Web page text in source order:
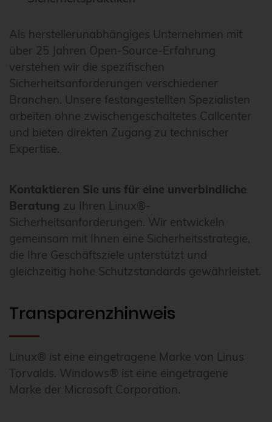
Als herstellerunabhängiges Unternehmen mit
über 25 Jahren Open-Source-Erfahrung
verstehen wir die spezifischen
Sicherheitsanforderungen verschiedener
Branchen. Unsere festangestellten Spezialisten
arbeiten ohne zwischengeschaltetes Callcenter
und bieten direkten Zugang zu technischer
Expertise.
Kontaktieren Sie uns für eine unverbindliche
Beratung zu Ihren Linux®-
Sicherheitsanforderungen. Wir entwickeln
gemeinsam mit Ihnen eine Sicherheitsstrategie,
die Ihre Geschäftsziele unterstützt und
gleichzeitig hohe Schutzstandards gewährleistet.
Transparenzhinweis
Linux® ist eine eingetragene Marke von Linus
Torvalds. Windows® ist eine eingetragene
Marke der Microsoft Corporation.